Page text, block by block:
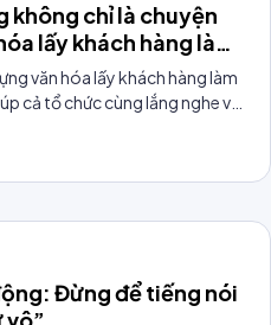
không chỉ là chuyện
lấy khách hàng làm
văn hóa lấy khách hàng làm
cả tổ chức cùng lắng nghe và
Đừng để tiếng nói